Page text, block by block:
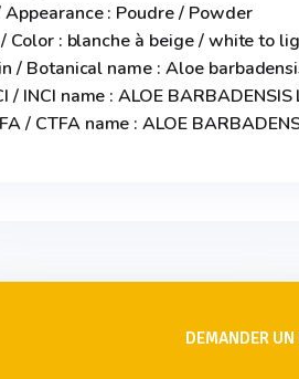
: Poudre / Powder
Color : blanche à beige / white to
/ Botanical name : Aloe
/ INCI name : ALOE
/ CTFA name : ALOE
DEMANDER